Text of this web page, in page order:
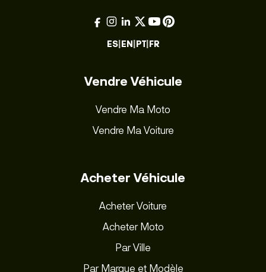
ES|EN|PT|FR
Vendre Véhicule
Vendre Ma Moto
Vendre Ma Voiture
Acheter Véhicule
Acheter Voiture
Acheter Moto
Par Ville
Par Marque et Modèle